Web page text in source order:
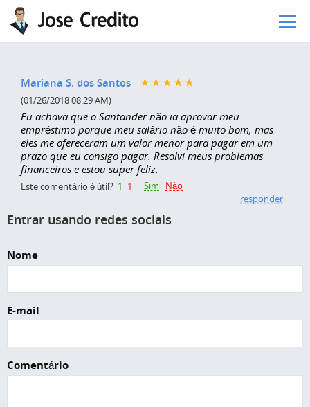
Pular para o conteúdo principal
Mariana S. dos Santos
(01/26/2018 08:29 AM)
Eu achava que o Santander não ia aprovar meu
empréstimo porque meu salário não é muito bom, mas
eles me ofereceram um valor menor para pagar em um
prazo que eu consigo pagar. Resolvi meus problemas
financeiros e estou super feliz.
Este comentário é útil? 1 1 Sim
Não
responder
Entrar usando redes sociais
Nome
E-mail
Comentário